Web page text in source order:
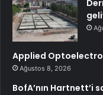
Applied
Ağustos 8, 2026
BofA’nın Hartnett’i